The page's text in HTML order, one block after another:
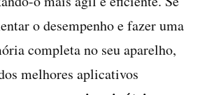
o desempenho e fazer uma
completa no seu aparelho,
melhores aplicativos